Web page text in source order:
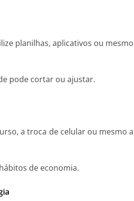
planilhas, aplicativos ou mesmo
pode cortar ou ajustar.
a troca de celular ou mesmo a
de economia.